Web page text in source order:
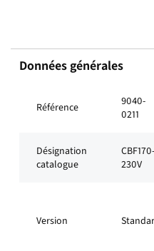
Données générales
Référence
9040-
0211
Désignation
catalogue
CBF170-
230V
Version